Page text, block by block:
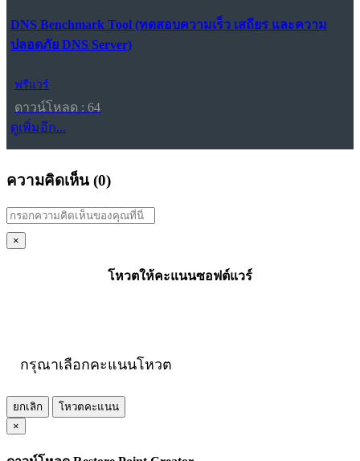
DNS Benchmark Tool (ทดสอบความเร็ว เสถียร และความ
ปลอดภัย DNS Server)
ฟรีแวร์
ดาวน์โหลด : 64
ดูเพิ่มอีก...
ความคิดเห็น (0)
×
โหวตให้คะแนนซอฟต์แวร์
กรุณาเลือกคะแนนโหวต
ยกเลิก
โหวตคะแนน
×